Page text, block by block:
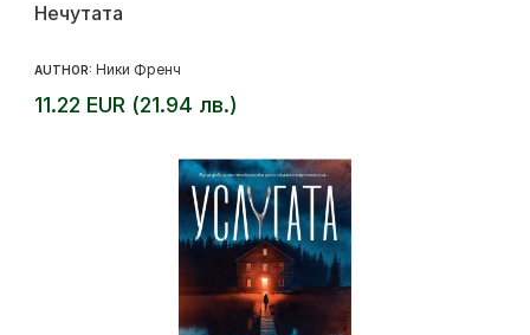
Нечутата
AUTHOR: Ники Френч
11.22 EUR (21.94 лв.)